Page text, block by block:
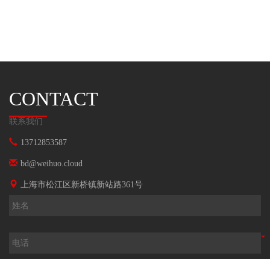
CONTACT
联系我们
13712853587
bd@weihuo.cloud
上海市松江区新桥镇新站路361号
*